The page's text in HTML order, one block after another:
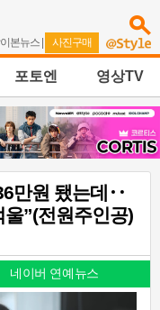
본뉴스 | 사진구매
포토엔 영상TV
만원 됐는데‥
”(전원주인공)
네이버 연예뉴스